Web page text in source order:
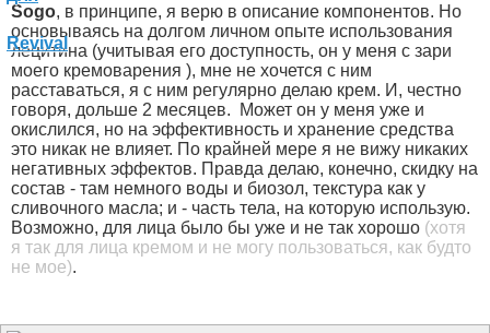
Sogo, в принципе, я верю в описание компонентов. Но
основываясь на долгом личном опыте использования
лецитина (учитывая его доступность, он у меня с зари
моего кремоварения ), мне не хочется с ним
расставаться, я с ним регулярно делаю крем. И, честно
говоря, дольше 2 месяцев.
Может он у меня уже и
окислился, но на эффективность и хранение средства
это никак не влияет. По крайней мере я не вижу никаких
негативных эффектов. Правда делаю, конечно, скидку на
состав - там немного воды и биозол, текстура как у
сливочного масла; и - часть тела, на которую использую.
Возможно, для лица было бы уже и не так хорошо (хотя
я так для лица кремом и не могу пользоваться, как будто
не мое).